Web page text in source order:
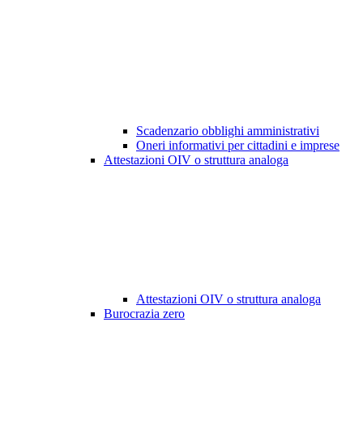
Scadenzario obblighi amministrativi
Oneri informativi per cittadini e imprese
Attestazioni OIV o struttura analoga
Attestazioni OIV o struttura analoga
Burocrazia zero